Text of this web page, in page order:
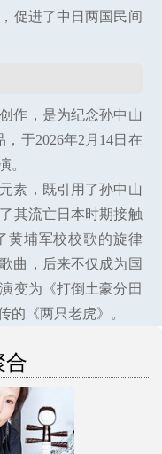
促进了中日两国民间
作，是为纪念孙中山
于2026年2月14日在
。
素，既引用了孙中山
其流亡日本时期接触
黄埔军校校歌的旋律
曲，后来不仅成为国
变为《打倒土豪分田
的《两只老虎》。
合